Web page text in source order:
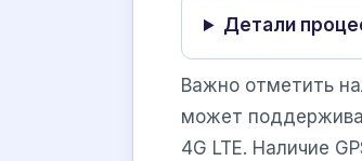
Детали
Важно отметить
может
4G LTE. Наличие